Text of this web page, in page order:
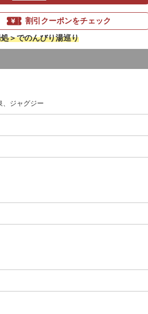
割引クーポンをチェック
＞でのんびり湯巡り
、ジャグジー